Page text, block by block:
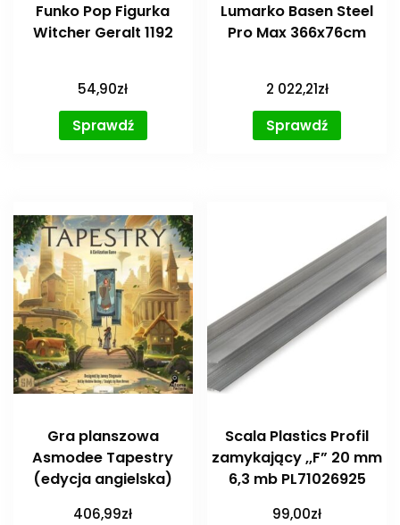
Funko Pop Figurka
Witcher Geralt 1192
54,90zł
Sprawdź
Lumarko Basen Steel
Pro Max 366x76cm
2 022,21zł
Sprawdź
Gra planszowa
Asmodee Tapestry
(edycja angielska)
406,99zł
Scala Plastics Profil
zamykający ,,F” 20 mm
6,3 mb PL71026925
99,00zł